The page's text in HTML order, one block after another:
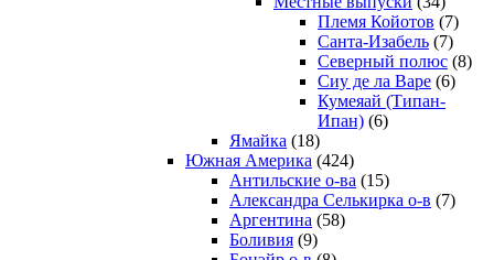
Племя Койотов (7)
Санта-Изабель (7)
Северный полюс (8)
Сиу де ла Варе (6)
Кумеяай (Типан-
Ипан) (6)
Ямайка (18)
Южная Америка (424)
Антильские о-ва (15)
Александра Селькирка о-в (7)
Аргентина (58)
Боливия (9)